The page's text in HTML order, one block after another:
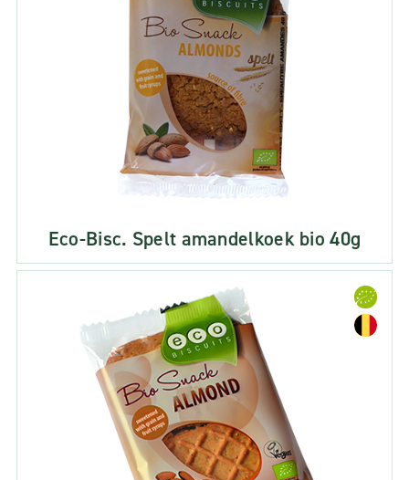
Eco-Bisc. Spelt amandelkoek bio 40g